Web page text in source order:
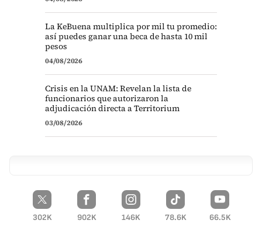
La KeBuena multiplica por mil tu promedio:
así puedes ganar una beca de hasta 10 mil
pesos
04/08/2026
Crisis en la UNAM: Revelan la lista de
funcionarios que autorizaron la
adjudicación directa a Territorium
03/08/2026
302K 902K 146K 78.6K 66.5K